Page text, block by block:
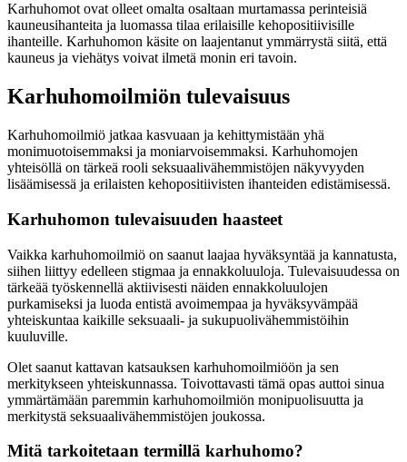
Karhuhomot ovat olleet omalta osaltaan murtamassa perinteisiä
kauneusihanteita ja luomassa tilaa erilaisille kehopositiivisille
ihanteille. Karhuhomon käsite on laajentanut ymmärrystä siitä, että
kauneus ja viehätys voivat ilmetä monin eri tavoin.
Karhuhomoilmiön tulevaisuus
Karhuhomoilmiö jatkaa kasvuaan ja kehittymistään yhä
monimuotoisemmaksi ja moniarvoisemmaksi. Karhuhomojen
yhteisöllä on tärkeä rooli seksuaalivähemmistöjen näkyvyyden
lisäämisessä ja erilaisten kehopositiivisten ihanteiden edistämisessä.
Karhuhomon tulevaisuuden haasteet
Vaikka karhuhomoilmiö on saanut laajaa hyväksyntää ja kannatusta,
siihen liittyy edelleen stigmaa ja ennakkoluuloja. Tulevaisuudessa on
tärkeää työskennellä aktiivisesti näiden ennakkoluulojen
purkamiseksi ja luoda entistä avoimempaa ja hyväksyvämpää
yhteiskuntaa kaikille seksuaali- ja sukupuolivähemmistöihin
kuuluville.
Olet saanut kattavan katsauksen karhuhomoilmiöön ja sen
merkitykseen yhteiskunnassa. Toivottavasti tämä opas auttoi sinua
ymmärtämään paremmin karhuhomoilmiön monipuolisuutta ja
merkitystä seksuaalivähemmistöjen joukossa.
Mitä tarkoitetaan termillä karhuhomo?